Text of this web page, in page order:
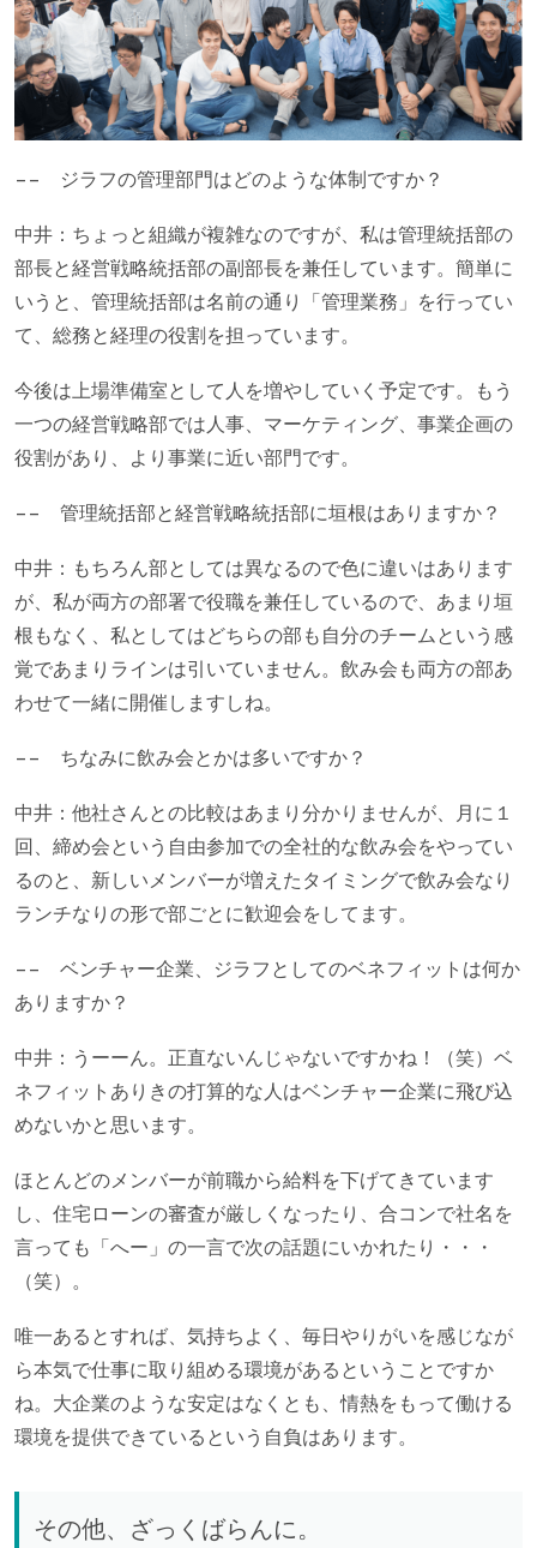
−− ジラフの管理部門はどのような体制ですか？
中井：ちょっと組織が複雑なのですが、私は管理統括部の
部長と経営戦略統括部の副部長を兼任しています。簡単に
いうと、管理統括部は名前の通り「管理業務」を行ってい
て、総務と経理の役割を担っています。
今後は上場準備室として人を増やしていく予定です。もう
一つの経営戦略部では人事、マーケティング、事業企画の
役割があり、より事業に近い部門です。
−− 管理統括部と経営戦略統括部に垣根はありますか？
中井：もちろん部としては異なるので色に違いはあります
が、私が両方の部署で役職を兼任しているので、あまり垣
根もなく、私としてはどちらの部も自分のチームという感
覚であまりラインは引いていません。飲み会も両方の部あ
わせて一緒に開催しますしね。
−− ちなみに飲み会とかは多いですか？
中井：他社さんとの比較はあまり分かりませんが、月に１
回、締め会という自由参加での全社的な飲み会をやってい
るのと、新しいメンバーが増えたタイミングで飲み会なり
ランチなりの形で部ごとに歓迎会をしてます。
−− ベンチャー企業、ジラフとしてのベネフィットは何か
ありますか？
中井：うーーん。正直ないんじゃないですかね！（笑）ベ
ネフィットありきの打算的な人はベンチャー企業に飛び込
めないかと思います。
ほとんどのメンバーが前職から給料を下げてきています
し、住宅ローンの審査が厳しくなったり、合コンで社名を
言っても「へー」の一言で次の話題にいかれたり・・・
（笑）。
唯一あるとすれば、気持ちよく、毎日やりがいを感じなが
ら本気で仕事に取り組める環境があるということですか
ね。大企業のような安定はなくとも、情熱をもって働ける
環境を提供できているという自負はあります。
その他、ざっくばらんに。